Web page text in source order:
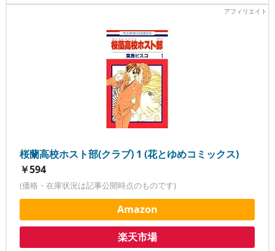
桜蘭高校ホスト部(クラブ) 1 (花とゆめコミックス)
￥594
(価格・在庫状況は記事公開時点のものです)
Amazon
楽天市場